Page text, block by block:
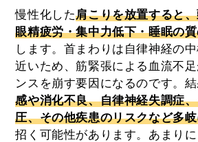
慢性化した肩こりを放置すると
眼精疲労・集中力低下・睡眠の
します。首まわりは自律神経の
近いため、筋緊張による血流不
ンスを崩す要因になるのです。
感や消化不良、自律神経失調症
圧、その他疾患のリスクなど多
招く可能性があります。あまり